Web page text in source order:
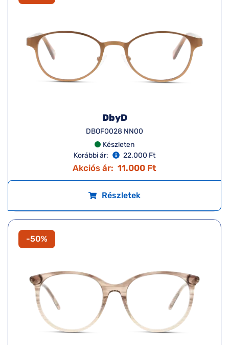
DbyD
DBOF0028 NN00
Készleten
Korábbi ár:
22.000 Ft
Akciós ár: 11.000 Ft
Részletek
-50%